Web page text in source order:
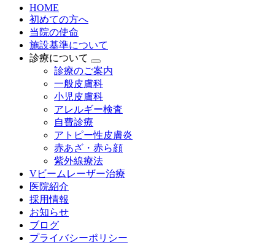
HOME
初めての方へ
当院の使命
施設基準について
診療について
診療のご案内
一般皮膚科
小児皮膚科
アレルギー検査
自費診療
アトピー性皮膚炎
赤あざ・赤ら顔
紫外線療法
Vビームレーザー治療
医院紹介
採用情報
お知らせ
ブログ
プライバシーポリシー